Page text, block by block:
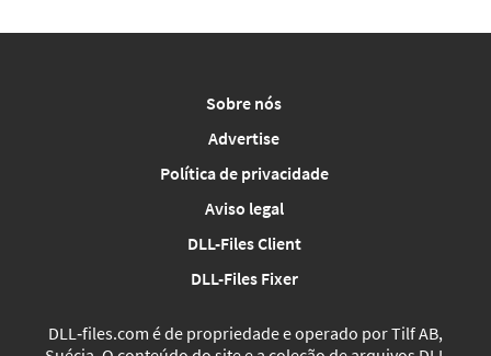
Sobre nós
Advertise
Política de privacidade
Aviso legal
DLL-Files Client
DLL-Files Fixer
DLL‑files.com é de propriedade e operado por Tilf AB,